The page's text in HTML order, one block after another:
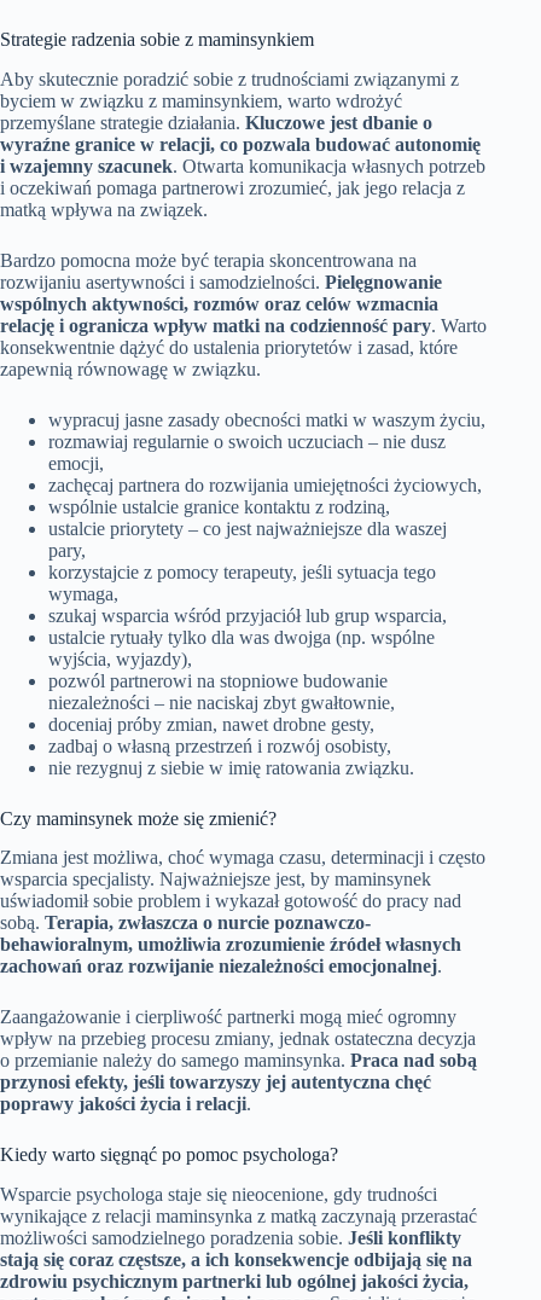
Strategie radzenia sobie z maminsynkiem
Aby skutecznie poradzić sobie z trudnościami związanymi z
byciem w związku z maminsynkiem, warto wdrożyć
przemyślane strategie działania. Kluczowe jest dbanie o
wyraźne granice w relacji, co pozwala budować autonomię
i wzajemny szacunek. Otwarta komunikacja własnych potrzeb
i oczekiwań pomaga partnerowi zrozumieć, jak jego relacja z
matką wpływa na związek.
Bardzo pomocna może być terapia skoncentrowana na
rozwijaniu asertywności i samodzielności. Pielęgnowanie
wspólnych aktywności, rozmów oraz celów wzmacnia
relację i ogranicza wpływ matki na codzienność pary. Warto
konsekwentnie dążyć do ustalenia priorytetów i zasad, które
zapewnią równowagę w związku.
wypracuj jasne zasady obecności matki w waszym życiu,
rozmawiaj regularnie o swoich uczuciach – nie dusz
emocji,
zachęcaj partnera do rozwijania umiejętności życiowych,
wspólnie ustalcie granice kontaktu z rodziną,
ustalcie priorytety – co jest najważniejsze dla waszej
pary,
korzystajcie z pomocy terapeuty, jeśli sytuacja tego
wymaga,
szukaj wsparcia wśród przyjaciół lub grup wsparcia,
ustalcie rytuały tylko dla was dwojga (np. wspólne
wyjścia, wyjazdy),
pozwól partnerowi na stopniowe budowanie
niezależności – nie naciskaj zbyt gwałtownie,
doceniaj próby zmian, nawet drobne gesty,
zadbaj o własną przestrzeń i rozwój osobisty,
nie rezygnuj z siebie w imię ratowania związku.
Czy maminsynek może się zmienić?
Zmiana jest możliwa, choć wymaga czasu, determinacji i często
wsparcia specjalisty. Najważniejsze jest, by maminsynek
uświadomił sobie problem i wykazał gotowość do pracy nad
sobą. Terapia, zwłaszcza o nurcie poznawczo-
behawioralnym, umożliwia zrozumienie źródeł własnych
zachowań oraz rozwijanie niezależności emocjonalnej.
Zaangażowanie i cierpliwość partnerki mogą mieć ogromny
wpływ na przebieg procesu zmiany, jednak ostateczna decyzja
o przemianie należy do samego maminsynka. Praca nad sobą
przynosi efekty, jeśli towarzyszy jej autentyczna chęć
poprawy jakości życia i relacji.
Kiedy warto sięgnąć po pomoc psychologa?
Wsparcie psychologa staje się nieocenione, gdy trudności
wynikające z relacji maminsynka z matką zaczynają przerastać
możliwości samodzielnego poradzenia sobie. Jeśli konflikty
stają się coraz częstsze, a ich konsekwencje odbijają się na
zdrowiu psychicznym partnerki lub ogólnej jakości życia,